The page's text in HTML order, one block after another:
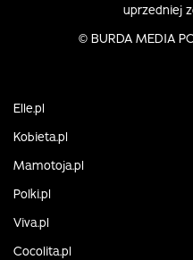
uprzedniej
© BURDA MEDIA
Elle.pl
Kobieta.pl
Mamotoja.pl
Polki.pl
Viva.pl
Cocolita.pl